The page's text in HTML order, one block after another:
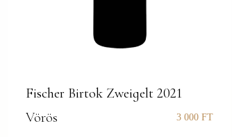
Fischer Birtok Zweigelt 2021
Vörös
3 000 FT